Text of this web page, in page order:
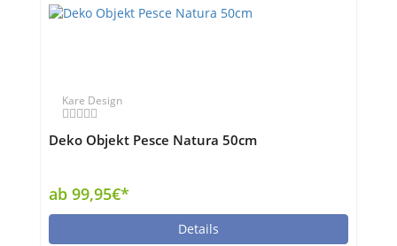
Kare Design
Deko Objekt Pesce Natura 50cm
ab 99,95€*
Details